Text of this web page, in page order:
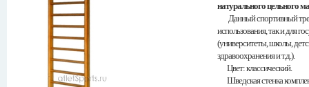
натурального цельного
Данный спортивный
использования, так и для
(университеты, школы,
здравоохранения и т.д.).
Цвет: классический.
Шведская стенка